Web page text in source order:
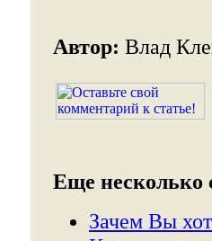
Автор: Влад
Еще несколько
Зачем Вы